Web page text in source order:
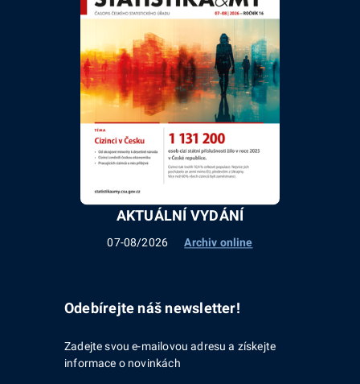
AKTUÁLNÍ VYDÁNÍ
07-08/2026 Archiv online
Odebírejte náš newsletter!
Zadejte svou e-mailovou adresu a získejte
informace o novinkách